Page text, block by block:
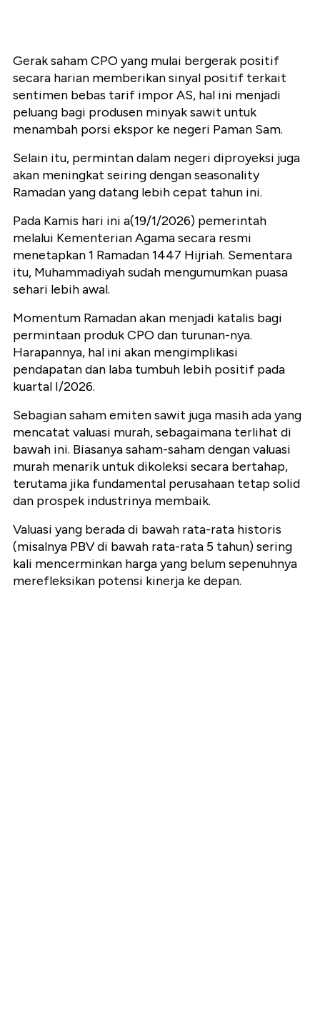
Gerak saham CPO yang mulai bergerak positif
secara harian memberikan sinyal positif terkait
sentimen bebas tarif impor AS, hal ini menjadi
peluang bagi produsen minyak sawit untuk
menambah porsi ekspor ke negeri Paman Sam.
Selain itu, permintan dalam negeri diproyeksi juga
akan meningkat seiring dengan seasonality
Ramadan yang datang lebih cepat tahun ini.
Pada Kamis hari ini a(19/1/2026) pemerintah
melalui Kementerian Agama secara resmi
menetapkan 1 Ramadan 1447 Hijriah. Sementara
itu, Muhammadiyah sudah mengumumkan puasa
sehari lebih awal.
Momentum Ramadan akan menjadi katalis bagi
permintaan produk CPO dan turunan-nya.
Harapannya, hal ini akan mengimplikasi
pendapatan dan laba tumbuh lebih positif pada
kuartal I/2026.
Sebagian saham emiten sawit juga masih ada yang
mencatat valuasi murah, sebagaimana terlihat di
bawah ini. Biasanya saham-saham dengan valuasi
murah menarik untuk dikoleksi secara bertahap,
terutama jika fundamental perusahaan tetap solid
dan prospek industrinya membaik.
Valuasi yang berada di bawah rata-rata historis
(misalnya PBV di bawah rata-rata 5 tahun) sering
kali mencerminkan harga yang belum sepenuhnya
merefleksikan potensi kinerja ke depan.